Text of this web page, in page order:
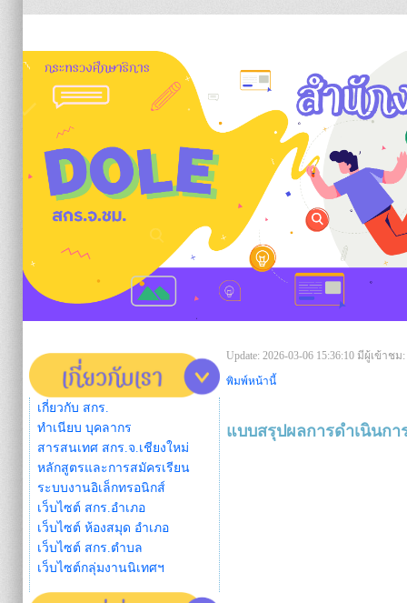
เกี่ยวกับ สกร.
ทำเนียบ บุคลากร
สารสนเทศ สกร.จ.เชียงใหม่
หลักสูตรและการสมัครเรียน
ระบบงานอิเล็กทรอนิกส์
เว็บไซต์ สกร.อำเภอ
เว็บไซต์ ห้องสมุด อำเภอ
เว็บไซต์ สกร.ตำบล
เว็บไซต์กลุ่มงานนิเทศฯ
Update: 2026-03-06 15:36:10 มีผู้เข้าชม:
พิมพ์หน้านี้
แบบสรุปผลการดำเนินก